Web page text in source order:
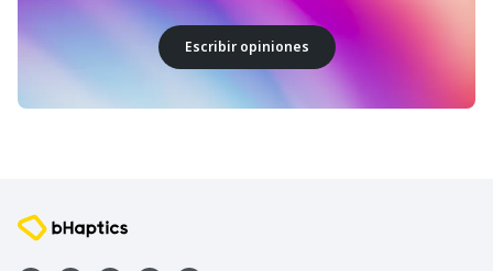
Escribir opiniones